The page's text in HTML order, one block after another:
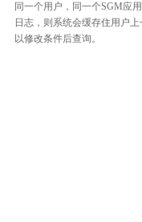
同一个用户，同一个SGM应
日志，则系统会缓存住用户
以修改条件后查询。